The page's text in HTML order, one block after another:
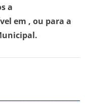
a
em , ou para a